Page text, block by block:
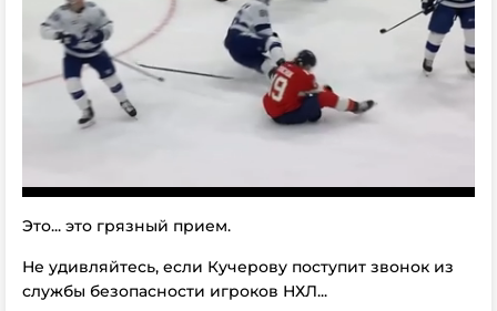
Это... это грязный прием.
Не удивляйтесь, если Кучерову поступит звонок из
службы безопасности игроков НХЛ...